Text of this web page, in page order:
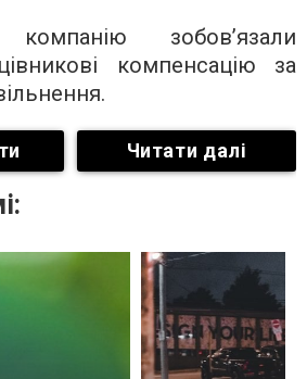
зобов’язали
компенсацію за
Читати далі